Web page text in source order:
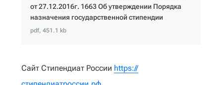
от 27.12.2016г. 1663 Об утверждении Порядка
назначения государственной стипендии
pdf, 451.1 kb
Сайт Стипендиат России https://